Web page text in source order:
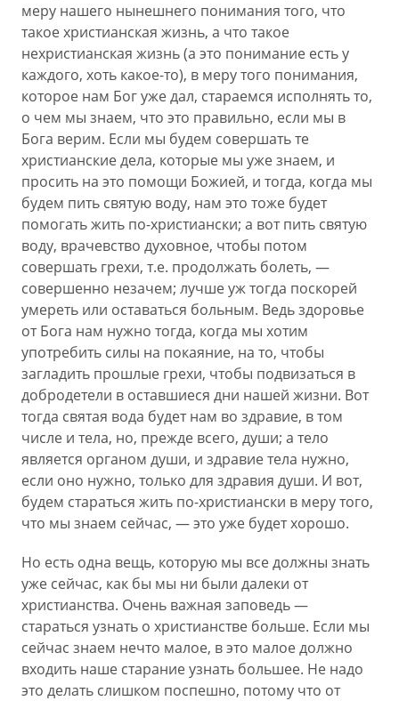
меру нашего нынешнего понимания того, что
такое христианская жизнь, а что такое
нехристианская жизнь (а это понимание есть у
каждого, хоть какое-то), в меру того понимания,
которое нам Бог уже дал, стараемся исполнять то,
о чем мы знаем, что это правильно, если мы в
Бога верим. Если мы будем совершать те
христианские дела, которые мы уже знаем, и
просить на это помощи Божией, и тогда, когда мы
будем пить святую воду, нам это тоже будет
помогать жить по-христиански; а вот пить святую
воду, врачевство духовное, чтобы потом
совершать грехи, т.е. продолжать болеть, —
совершенно незачем; лучше уж тогда поскорей
умереть или оставаться больным. Ведь здоровье
от Бога нам нужно тогда, когда мы хотим
употребить силы на покаяние, на то, чтобы
загладить прошлые грехи, чтобы подвизаться в
добродетели в оставшиеся дни нашей жизни. Вот
тогда святая вода будет нам во здравие, в том
числе и тела, но, прежде всего, души; а тело
является органом души, и здравие тела нужно,
если оно нужно, только для здравия души. И вот,
будем стараться жить по-христиански в меру того,
что мы знаем сейчас, — это уже будет хорошо.
Но есть одна вещь, которую мы все должны знать
уже сейчас, как бы мы ни были далеки от
христианства. Очень важная заповедь —
стараться узнать о христианстве больше. Если мы
сейчас знаем нечто малое, в это малое должно
входить наше старание узнать большее. Не надо
это делать слишком поспешно, потому что от